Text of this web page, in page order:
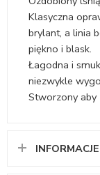
Klasyczna
brylant, a linia
piękno i blask.
Łagodna i
niezwykle
Stworzony aby